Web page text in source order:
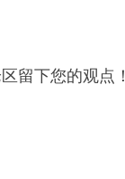
留下您的观点！